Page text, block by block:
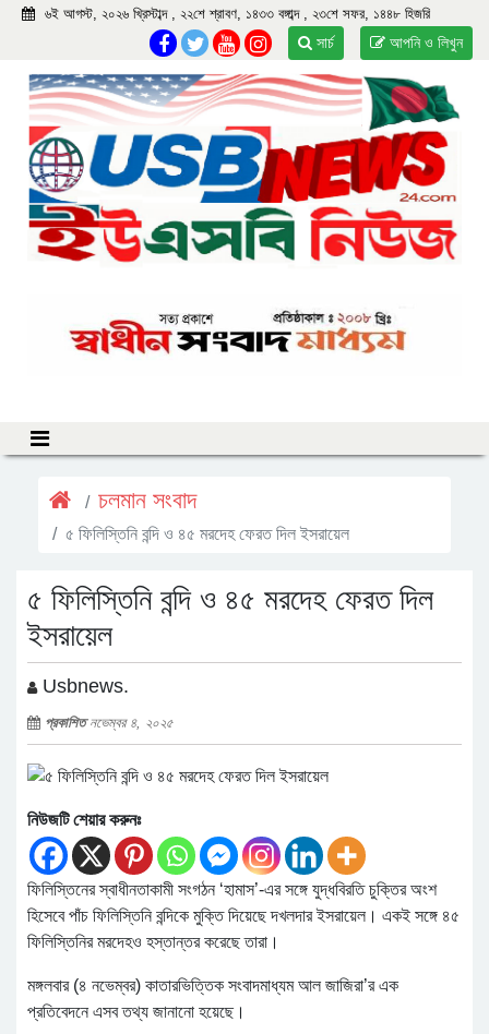
৬ই আগস্ট, ২০২৬ খ্রিস্টাব্দ , ২২শে শ্রাবণ, ১৪৩৩ বঙ্গাব্দ , ২৩শে সফর, ১৪৪৮ হিজরি
আপনি ও লিখুন
সার্চ
চলমান সংবাদ
৫ ফিলিস্তিনি বন্দি ও ৪৫ মরদেহ ফেরত দিল ইসরায়েল
৫ ফিলিস্তিনি বন্দি ও ৪৫ মরদেহ ফেরত দিল
ইসরায়েল
Usbnews.
প্রকাশিতনভেম্বর ৪, ২০২৫
নিউজটি শেয়ার করুনঃ
ফিলিস্তিনের স্বাধীনতাকামী সংগঠন ‘হামাস’-এর সঙ্গে যুদ্ধবিরতি চুক্তির অংশ
হিসেবে পাঁচ ফিলিস্তিনি বন্দিকে মুক্তি দিয়েছে দখলদার ইসরায়েল। একই সঙ্গে ৪৫
ফিলিস্তিনির মরদেহও হস্তান্তর করেছে তারা।
মঙ্গলবার (৪ নভেম্বর) কাতারভিত্তিক সংবাদমাধ্যম আল জাজিরা’র এক
প্রতিবেদনে এসব তথ্য জানানো হয়েছে।